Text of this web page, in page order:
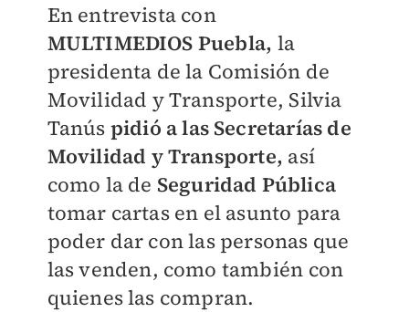
En entrevista con
MULTIMEDIOS Puebla, la
presidenta de la Comisión de
Movilidad y Transporte, Silvia
Tanús pidió a las Secretarías de
Movilidad y Transporte, así
como la de Seguridad Pública
tomar cartas en el asunto para
poder dar con las personas que
las venden, como también con
quienes las compran.